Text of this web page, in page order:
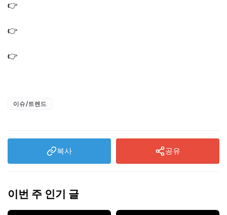
👉
👉
👉
이슈/트렌드
복사 공유
이번 주 인기 글